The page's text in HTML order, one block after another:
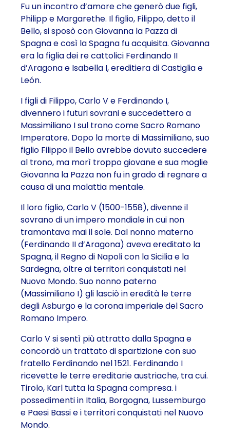
Fu un incontro d’amore che generò due figli,
Philipp e Margarethe. Il figlio, Filippo, detto il
Bello, si sposò con Giovanna la Pazza di
Spagna e così la Spagna fu acquisita. Giovanna
era la figlia dei re cattolici Ferdinando II
d’Aragona e Isabella I, ereditiera di Castiglia e
León.
I figli di Filippo, Carlo V e Ferdinando I,
divennero i futuri sovrani e succedettero a
Massimiliano I sul trono come Sacro Romano
Imperatore. Dopo la morte di Massimiliano, suo
figlio Filippo il Bello avrebbe dovuto succedere
al trono, ma morì troppo giovane e sua moglie
Giovanna la Pazza non fu in grado di regnare a
causa di una malattia mentale.
Il loro figlio, Carlo V (1500-1558), divenne il
sovrano di un impero mondiale in cui non
tramontava mai il sole. Dal nonno materno
(Ferdinando II d’Aragona) aveva ereditato la
Spagna, il Regno di Napoli con la Sicilia e la
Sardegna, oltre ai territori conquistati nel
Nuovo Mondo. Suo nonno paterno
(Massimiliano I) gli lasciò in eredità le terre
degli Asburgo e la corona imperiale del Sacro
Romano Impero.
Carlo V si sentì più attratto dalla Spagna e
concordò un trattato di spartizione con suo
fratello Ferdinando nel 1521. Ferdinando I
ricevette le terre ereditarie austriache, tra cui.
Tirolo, Karl tutta la Spagna compresa. i
possedimenti in Italia, Borgogna, Lussemburgo
e Paesi Bassi e i territori conquistati nel Nuovo
Mondo.